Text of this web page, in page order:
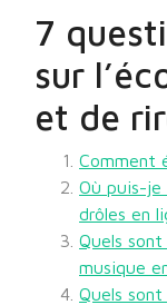
7
sur
et de
Comment
Où puis-je
drôles en
Quels
musique
Quels